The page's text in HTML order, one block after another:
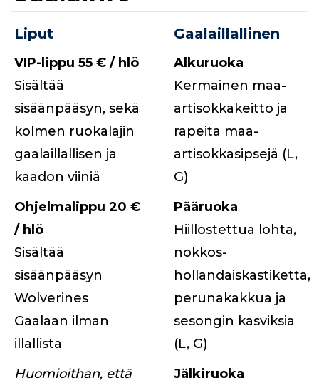
Liput
VIP-lippu 55 € / hlö
Sisältää
sisäänpääsyn, sekä
kolmen ruokalajin
gaalaillallisen ja
kaadon viiniä
Ohjelmalippu 20 €
/ hlö
Sisältää
sisäänpääsyn
Wolverines
Gaalaan ilman
illallista
Huomioithan, että
Gaalaillallinen
Alkuruoka
Kermainen maa-
artisokkakeitto ja
rapeita maa-
artisokkasipsejä (L,
G)
Pääruoka
Hiillostettua lohta,
nokkos-
hollandaiskastiketta,
perunakakkua ja
sesongin kasviksia
(L, G)
Jälkiruoka